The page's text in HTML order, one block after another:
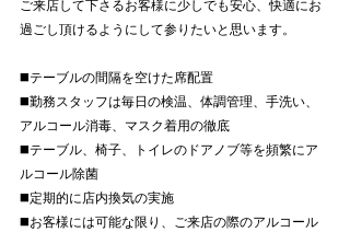
ご来店して下さるお客様に少しでも安心、快適にお
過ごし頂けるようにして参りたいと思います。﻿
◼️テーブルの間隔を空けた席配置﻿
◼️勤務スタッフは毎日の検温、体調管理、手洗い、
アルコール消毒、マスク着用の徹底﻿
◼️テーブル、椅子、トイレのドアノブ等を頻繁にア
ルコール除菌﻿
◼️定期的に店内換気の実施﻿
◼️お客様には可能な限り、ご来店の際のアルコール